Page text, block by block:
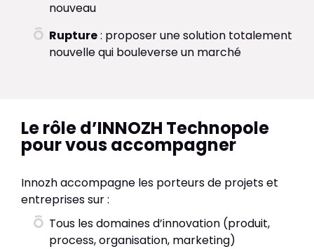
nouveau
Rupture: proposer une solution totalement
nouvelle qui bouleverse un marché
Le rôle d’INNOZH Technopole
pour vous accompagner
Innozh accompagne les porteurs de projets et
entreprises sur :
Tous les domaines d’innovation (produit,
process, organisation, marketing)